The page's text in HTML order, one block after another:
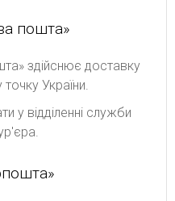
пошта»
здійснює доставку
України.
у відділенні служби